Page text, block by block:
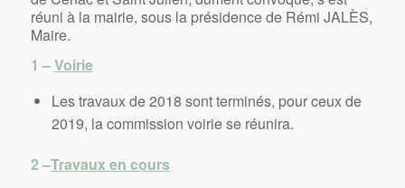
réuni à la mairie, sous la présidence de Rémi JALÈS,
Maire.
1 –Voirie
Les travaux de 2018 sont terminés, pour ceux de
2019, la commission voirie se réunira.
2 –Travaux en cours